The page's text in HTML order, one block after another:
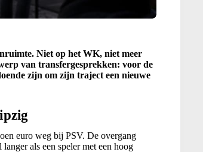
Niet op het WK, niet meer
van transfergesprekken: voor de
zijn om zijn traject een nieuwe
euro weg bij PSV. De overgang
als een speler met een hoog